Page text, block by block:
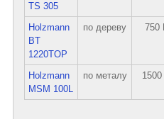
TS 305
Holzmann
BT
1220TOP
по дереву 750
Holzmann
MSM 100L
по металу